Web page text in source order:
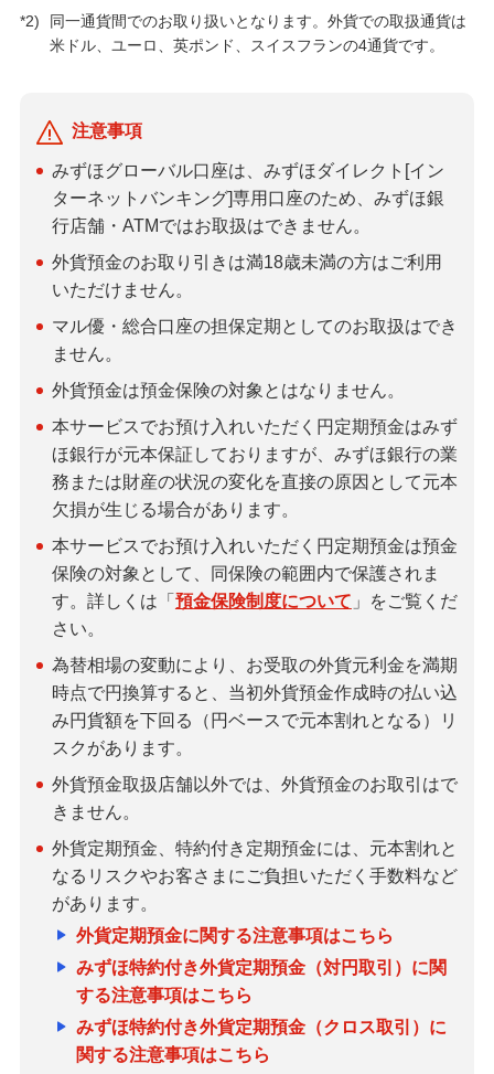
*2)
同一通貨間でのお取り扱いとなります。外貨での取扱通貨は
米ドル、ユーロ、英ポンド、スイスフランの4通貨です。
注意事項
みずほグローバル口座は、みずほダイレクト[イン
ターネットバンキング]専用口座のため、みずほ銀
行店舗・ATMではお取扱はできません。
外貨預金のお取り引きは満18歳未満の方はご利用
いただけません。
マル優・総合口座の担保定期としてのお取扱はでき
ません。
外貨預金は預金保険の対象とはなりません。
本サービスでお預け入れいただく円定期預金はみず
ほ銀行が元本保証しておりますが、みずほ銀行の業
務または財産の状況の変化を直接の原因として元本
欠損が生じる場合があります。
本サービスでお預け入れいただく円定期預金は預金
保険の対象として、同保険の範囲内で保護されま
す。詳しくは「 預金保険制度について 」をご覧くだ
さい。
為替相場の変動により、お受取の外貨元利金を満期
時点で円換算すると、当初外貨預金作成時の払い込
み円貨額を下回る（円ベースで元本割れとなる）リ
スクがあります。
外貨預金取扱店舗以外では、外貨預金のお取引はで
きません。
外貨定期預金、特約付き定期預金には、元本割れと
なるリスクやお客さまにご負担いただく手数料など
があります。
外貨定期預金に関する注意事項はこちら
みずほ特約付き外貨定期預金（対円取引）に関
する注意事項はこちら
みずほ特約付き外貨定期預金（クロス取引）に
関する注意事項はこちら